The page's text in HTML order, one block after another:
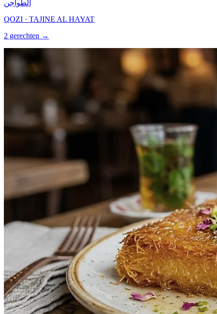
الطواجن
QOZI · TAJINE AL HAYAT
2 gerechten →